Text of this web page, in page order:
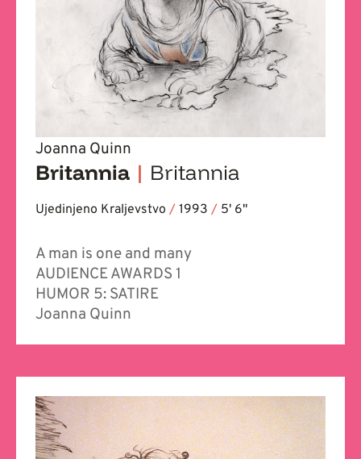
Joanna Quinn
Britannia | Britannia
Ujedinjeno Kraljevstvo / 1993 / 5' 6''
A man is one and many
AUDIENCE AWARDS 1
HUMOR 5: SATIRE
Joanna Quinn